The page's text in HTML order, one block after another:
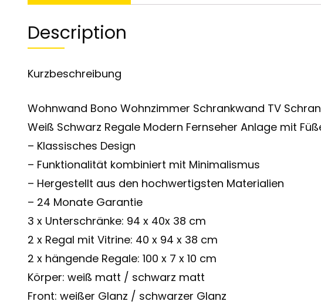
Description
Kurzbeschreibung
Wohnwand Bono Wohnzimmer Schrankwand TV
Weiß Schwarz Regale Modern Fernseher Anlage mit
– Klassisches Design
– Funktionalität kombiniert mit Minimalismus
– Hergestellt aus den hochwertigsten Materialien
– 24 Monate Garantie
3 x Unterschränke: 94 x 40x 38 cm
2 x Regal mit Vitrine: 40 x 94 x 38 cm
2 x hängende Regale: 100 x 7 x 10 cm
Körper: weiß matt / schwarz matt
Front: weißer Glanz / schwarzer Glanz